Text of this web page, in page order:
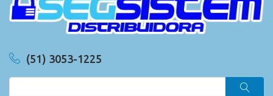
(51) 3053-1225